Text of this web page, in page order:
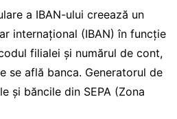
a IBAN-ului creează un
internațional (IBAN) în funcție
filialei și numărul de cont,
se află banca. Generatorul de
și băncile din SEPA (Zona